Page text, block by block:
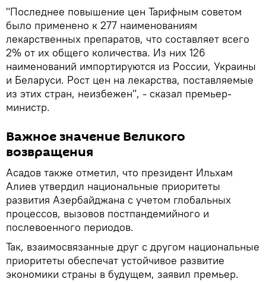
"Последнее повышение цен Тарифным советом
было применено к 277 наименованиям
лекарственных препаратов, что составляет всего
2% от их общего количества. Из них 126
наименований импортируются из России, Украины
и Беларуси. Рост цен на лекарства, поставляемые
из этих стран, неизбежен", - сказал премьер-
министр.
Важное значение Великого
возвращения
Асадов также отметил, что президент Ильхам
Алиев утвердил национальные приоритеты
развития Азербайджана с учетом глобальных
процессов, вызовов постпандемийного и
послевоенного периодов.
Так, взаимосвязанные друг с другом национальные
приоритеты обеспечат устойчивое развитие
экономики страны в будущем, заявил премьер.